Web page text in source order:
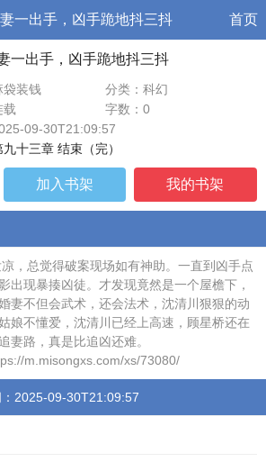
一出手，凶手跪地抖三抖 首页
一出手，凶手跪地抖三抖
袋装钱
分类：科幻
载
字数：0
09-30T21:09:57
九十三章 结束（完）
加入书架 我的书架
，总觉得破案现场如有神助。一直到凶手点
出现暴揍凶徒。才发现竟然是一个屋檐下，
妻不但会武术，还会法术，沈清川狠狠的动
娘不懂爱，沈清川已经上高速，顾星桥还在
妻路，真是比追凶还难。
m.misongxs.com/xs/73080/
2025-09-30T21:09:57